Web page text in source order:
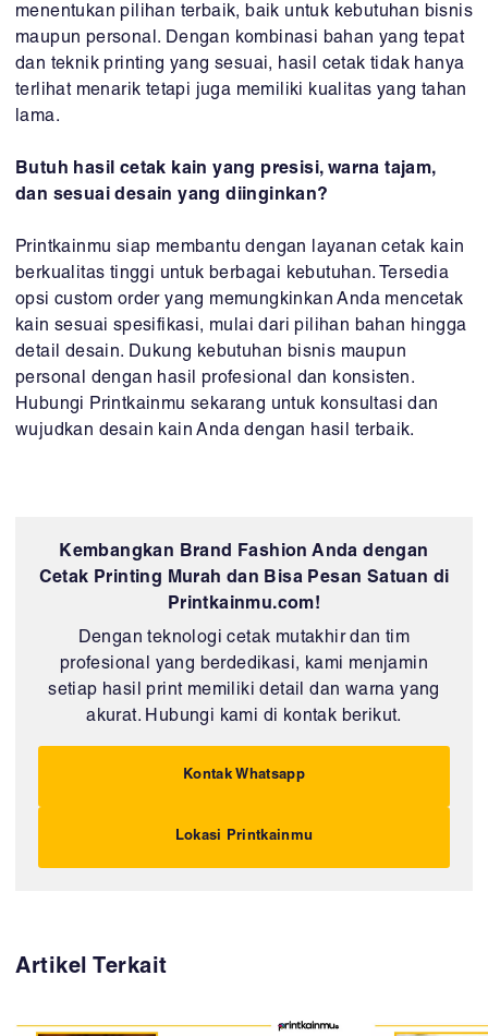
menentukan pilihan terbaik, baik untuk kebutuhan bisnis
maupun personal. Dengan kombinasi bahan yang tepat
dan teknik printing yang sesuai, hasil cetak tidak hanya
terlihat menarik tetapi juga memiliki kualitas yang tahan
lama.
Butuh hasil cetak kain yang presisi, warna tajam,
dan sesuai desain yang diinginkan?
Printkainmu siap membantu dengan layanan cetak kain
berkualitas tinggi untuk berbagai kebutuhan. Tersedia
opsi custom order yang memungkinkan Anda mencetak
kain sesuai spesifikasi, mulai dari pilihan bahan hingga
detail desain. Dukung kebutuhan bisnis maupun
personal dengan hasil profesional dan konsisten.
Hubungi Printkainmu sekarang untuk konsultasi dan
wujudkan desain kain Anda dengan hasil terbaik.
Kembangkan Brand Fashion Anda dengan
Cetak Printing Murah dan Bisa Pesan Satuan di
Printkainmu.com!
Dengan teknologi cetak mutakhir dan tim
profesional yang berdedikasi, kami menjamin
setiap hasil print memiliki detail dan warna yang
akurat. Hubungi kami di kontak berikut.
Kontak Whatsapp
Lokasi Printkainmu
Artikel Terkait